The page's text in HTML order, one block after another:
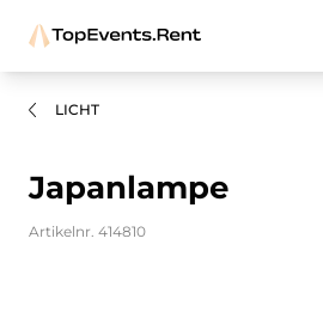
LICHT
Japanlampe
Artikelnr. 414810